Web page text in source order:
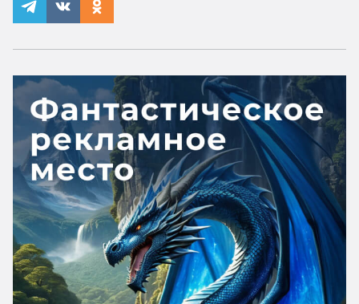
«разбирается»: на месте он не сидит,
а активно перемещается по миру,
пересекается с линией Кеннета.
В финале Альтсин делает
неожиданное предложение ахерам
(и их верховному шаману в частности).
Деанна, соответственно, встречается
с чаарданом Ласкольника. Но у неё там
восстание, которое она не хочет
подавлять ценой резни, —
а обстоятельства к этому толкают.